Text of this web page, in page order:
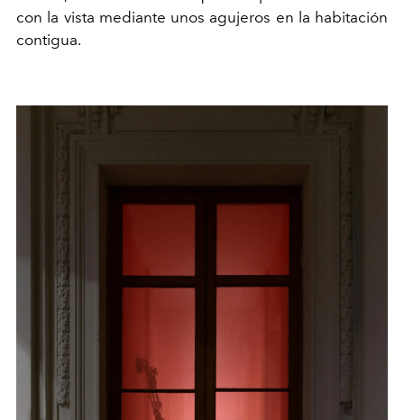
con la vista mediante unos agujeros en la habitación
contigua.